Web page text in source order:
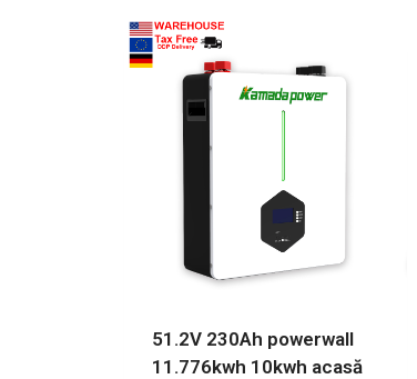
51.2V 230Ah powerwall
11.776kwh 10kwh acasă